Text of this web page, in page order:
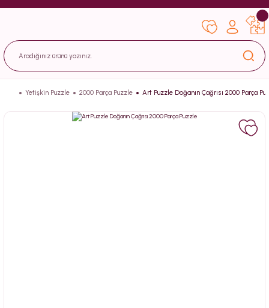
Yetişkin Puzzle 2000 Parça Puzzle Art Puzzle Doğanın Çağrısı 2000 Parça